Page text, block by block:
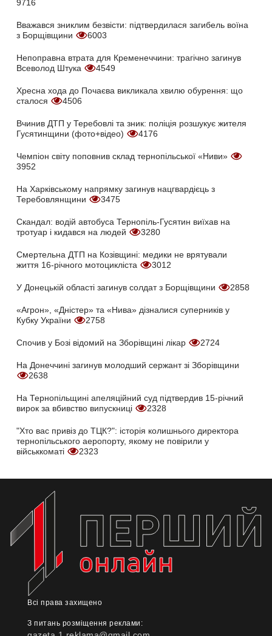
9716
Вважався зниклим безвісти: підтвердилася загибель воїна
з Борщівщини
6003
Непоправна втрата для Кременеччини: трагічно загинув
Всеволод Штука
4549
Хресна хода до Почаєва викликала хвилю обурення: що
сталося
4506
Вчинив ДТП у Теребовлі та зник: поліція розшукує жителя
Гусятинщини (фото+відео)
4176
Чемпіон світу поповнив склад тернопільської «Ниви»
3952
На Харківському напрямку загинув нацгвардієць з
Теребовлянщини
3475
Скандал: водій автобуса Тернопіль-Гусятин виїхав на
тротуар і кидався на людей
3280
Смертельна ДТП на Козівщині: медики не врятували
життя 16-річного мотоцикліста
3012
У Донецькій області загинув солдат з Борщівщини 2858
«Агрон», «Дністер» та «Нива» дізналися суперників у
Кубку України
2758
Спочив у Бозі відомий на Зборівщині лікар 2724
На Донеччині загинув молодший сержант зі Зборівщини
2638
На Тернопільщині апеляційний суд підтвердив 15-річний
вирок за вбивство випускниці
2328
"Хто вас привіз до ТЦК?": історія колишнього директора
тернопільського аеропорту, якому не повірили у
військкоматі
2323
Всі права захищено
З питань розміщення реклами: